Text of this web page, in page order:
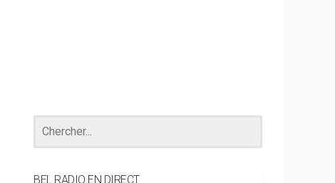
BEL RADIO EN DIRECT